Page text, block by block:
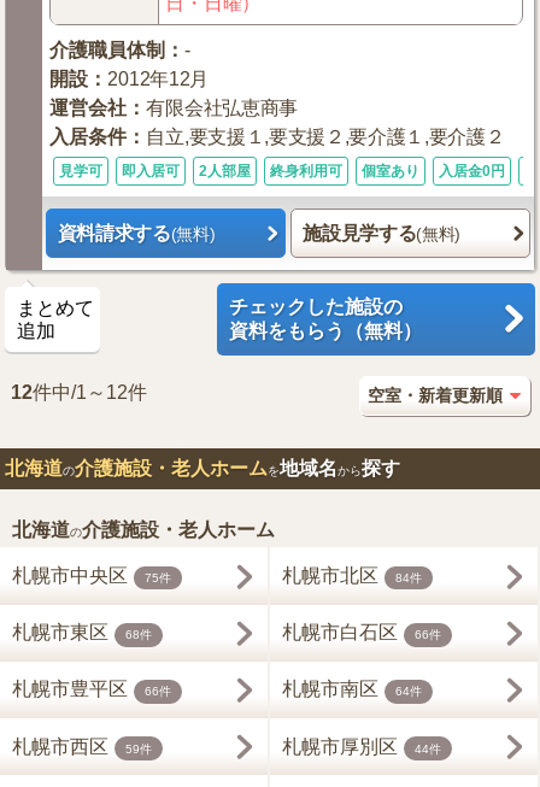
介護職員体制 ：-
開設 ： 2012年12月
運営会社 ：有限会社弘恵商事
入居条件： 自立,要支援１,要支援２,要介護１,要介護２
見学可 即入居可 2人部屋 終身利用可 個室あり 入居金0円
資料請求する(無料) 施設見学する(無料)
まとめて
追加
チェックした施設の
資料をもらう（無料）
12件中/1～12件
北海道の介護施設・老人ホームを地域名から探す
北海道の介護施設・老人ホーム
札幌市中央区 75件 札幌市北区 84件
札幌市東区 68件 札幌市白石区 66件
札幌市豊平区 66件 札幌市南区 64件
札幌市西区 59件 札幌市厚別区 44件